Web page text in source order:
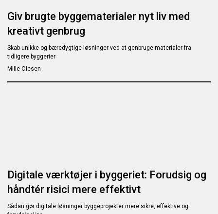
Giv brugte byggematerialer nyt liv med
kreativt genbrug
Skab unikke og bæredygtige løsninger ved at genbruge materialer fra
tidligere byggerier
Mille Olesen
Digitale værktøjer i byggeriet: Forudsig og
håndtér risici mere effektivt
Sådan gør digitale løsninger byggeprojekter mere sikre, effektive og